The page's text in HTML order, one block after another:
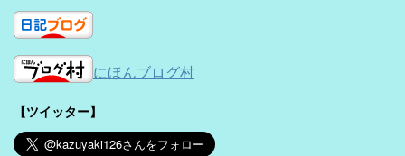
にほんブログ村
【ツイッター】